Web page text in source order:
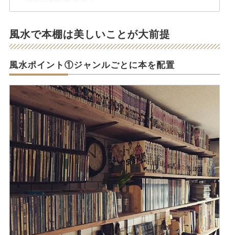
風水で本棚は美しいことが大前提
風水ポイント①ジャンルごとに本を配置